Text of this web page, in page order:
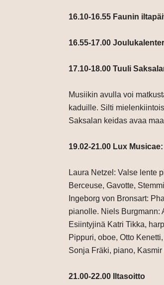
16.10-16.55 Faunin
16.55-17.00
17.10-18.00 Tuuli
Musiikin avulla voi
kaduille. Silti
Saksalan keidas avaa
19.02-21.00 Lux
Laura Netzel: Valse lente
Berceuse, Gavotte,
Ingeborg von Bronsart:
pianolle. Niels Burgmann:
Esiintyjinä Katri Tikka,
Pippuri, oboe, Otto
Sonja Fräki, piano,
21.00-22.00 Iltasoitto